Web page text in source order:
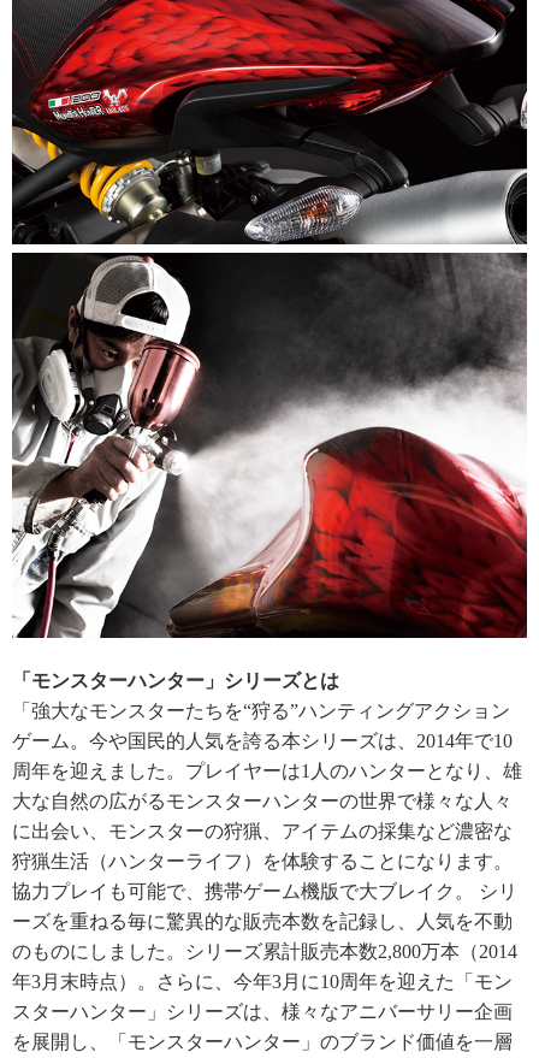
「モンスターハンター」シリーズとは
「強大なモンスターたちを“狩る”ハンティングアクション
ゲーム。今や国民的人気を誇る本シリーズは、2014年で10
周年を迎えました。プレイヤーは1人のハンターとなり、雄
大な自然の広がるモンスターハンターの世界で様々な人々
に出会い、モンスターの狩猟、アイテムの採集など濃密な
狩猟生活（ハンターライフ）を体験することになります。
協力プレイも可能で、携帯ゲーム機版で大ブレイク。 シリ
ーズを重ねる毎に驚異的な販売本数を記録し、人気を不動
のものにしました。シリーズ累計販売本数2,800万本（2014
年3月末時点）。さらに、今年3月に10周年を迎えた「モン
スターハンター」シリーズは、様々なアニバーサリー企画
を展開し、「モンスターハンター」のブランド価値を一層